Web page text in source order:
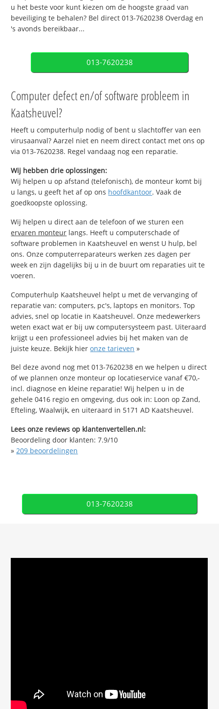
u het beste voor kunt kiezen om de hoogste graad van
beveiliging te behalen? Bel direct 013-7620238 Overdag en
's avonds bereikbaar...
013-7620238
Computer defect en/of software probleem in
Kaatsheuvel?
Heeft u computerhulp nodig of bent u slachtoffer van een
virusaanval? Aarzel niet en neem direct contact met ons op
via 013-7620238. Regel vandaag nog een reparatie.
Wij hebben drie oplossingen:
Wij helpen u op afstand (telefonisch), de monteur komt bij
u langs, u geeft het af op ons hoofdkantoor. Vaak de
goedkoopste oplossing.
Wij helpen u direct aan de telefoon of we sturen een
ervaren monteur langs. Heeft u computerschade of
software problemen in Kaatsheuvel en wenst U hulp, bel
ons. Onze computerreparateurs werken zes dagen per
week en zijn dagelijks bij u in de buurt om reparaties uit te
voeren.
Computerhulp Kaatsheuvel helpt u met de vervanging of
reparatie van: computers, pc's, laptops en monitors. Top
advies, snel op locatie in Kaatsheuvel. Onze medewerkers
weten exact wat er bij uw computersysteem past. Uiteraard
krijgt u een professioneel advies bij het maken van de
juiste keuze. Bekijk hieronze tarieven »
Bel deze avond nog met 013-7620238 en we helpen u direct
of we plannen onze monteur op locatieservice vanaf €70,-
incl. diagnose en kleine reparatie! Wij helpen u in de
gehele 0416 regio en omgeving, dus ook in: Loon op Zand,
Efteling, Waalwijk, en uiteraard in 5171 AD Kaatsheuvel.
Lees onze reviews op klantenvertellen.nl:
Beoordeling door klanten:7.9/10
»209 beoordelingen
013-7620238